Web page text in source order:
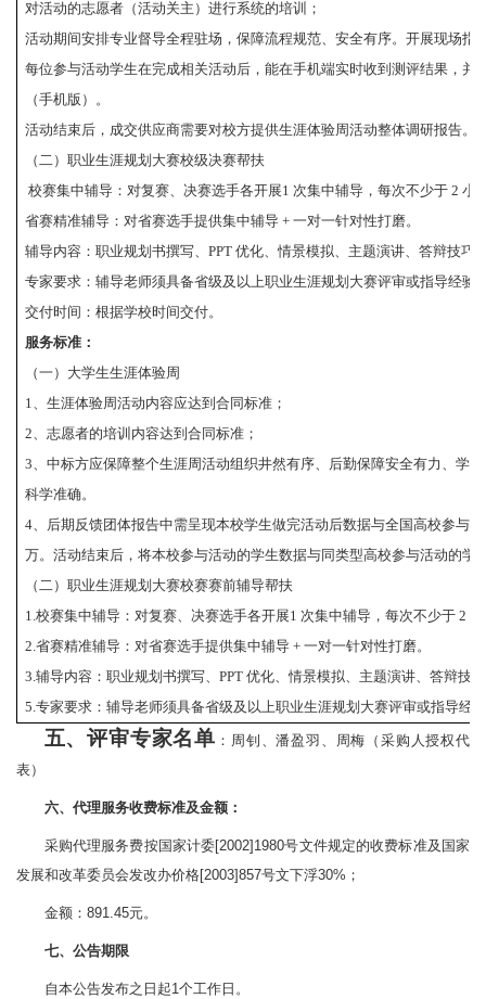
对活动的志愿者（活动关主）进行系统的培训；
活动期间安排专业督导全程驻场，保障流程规范、安全有序。开展现场指
每位参与活动学生在完成相关活动后，能在手机端实时收到测评结果，并
（手机版）。
活动结束后，成交供应商需要对校方提供生涯体验周活动整体调研报告。
（二）职业生涯规划大赛校级决赛帮扶
校赛集中辅导：对复赛、决赛选手各开展1 次集中辅导，每次不少于 2 小
省赛精准辅导：对省赛选手提供集中辅导 + 一对一针对性打磨。
辅导内容：职业规划书撰写、 PPT 优化、情景模拟、主题演讲、答辩技巧
专家要求：辅导老师须具备省级及以上职业生涯规划大赛评审或指导经验
交付时间：根据学校时间交付。
服务标准：
（一）大学生生涯体验周
1、生涯体验周活动内容应达到合同标准；
2、志愿者的培训内容达到合同标准；
3、中标方应保障整个生涯周活动组织井然有序、后勤保障安全有力、学
科学准确。
4、后期反馈团体报告中需呈现本校学生做完活动后数据与全国高校参与
万。活动结束后，将本校参与活动的学生数据与同类型高校参与活动的学
（二）职业生涯规划大赛校赛赛前辅导帮扶
1.校赛集中辅导：对复赛、决赛选手各开展1 次集中辅导，每次不少于 2
2.省赛精准辅导：对省赛选手提供集中辅导 + 一对一针对性打磨。
3.辅导内容：职业规划书撰写、PPT 优化、情景模拟、主题演讲、答辩技
5.专家要求：辅导老师须具备省级及以上职业生涯规划大赛评审或指导经
五、评审专家名单 ：周钊、潘盈羽、周梅（采购人授权代
表）
六、代理服务收费标准及金额：
采购代理服务费按国家计委[2002]1980号文件规定的收费标准及国家
发展和改革委员会发改办价格[2003]857号文下浮30%；
金额：891.45元。
七、公告期限
自本公告发布之日起1个工作日。